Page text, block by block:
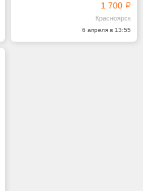
1 700
Красноярск
6 апреля в 13:55